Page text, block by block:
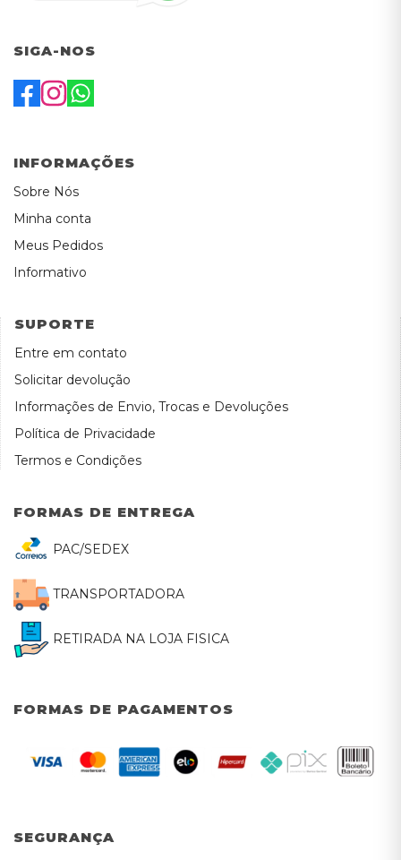
SIGA-NOS
INFORMAÇÕES
Sobre Nós
Minha conta
Meus Pedidos
Informativo
SUPORTE
Entre em contato
Solicitar devolução
Informações de Envio, Trocas e Devoluções
Política de Privacidade
Termos e Condições
FORMAS DE ENTREGA
PAC/SEDEX
TRANSPORTADORA
RETIRADA NA LOJA FISICA
FORMAS DE PAGAMENTOS
SEGURANÇA